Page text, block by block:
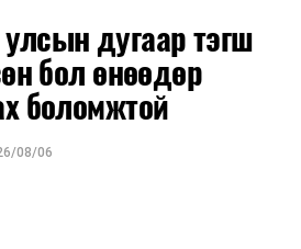
тогтмол үнэлж, их засвар,
ажлыг шинжлэх ухааны
нь замын хөдөлгөөний
ашиглалтын хугацааг
холбогдолтойг албаныхан хэлж
дугаар тэгш
бол өнөөдөр
боломжтой
08/06